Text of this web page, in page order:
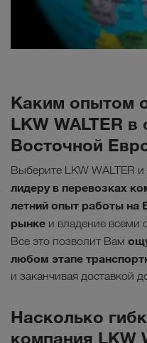
Каким опытом
LKW WALTER в
Восточной
Выберите LKW WALTER и
лидеру в перевозках
летний опыт работы на
рынке и владение всеми
Все это позволит Вам
любом этапе
и заканчивая доставкой
Насколько
компания LKW